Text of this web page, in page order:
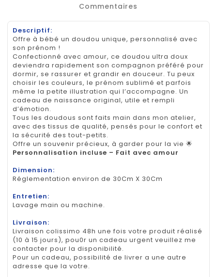
Commentaires
Descriptif:
Offre à bébé un doudou unique, personnalisé avec
son prénom !
Confectionné avec amour, ce doudou ultra doux
deviendra rapidement son compagnon préféré pour
dormir, se rassurer et grandir en douceur. Tu peux
choisir les couleurs, le prénom sublimé et parfois
même la petite illustration qui l’accompagne. Un
cadeau de naissance original, utile et rempli
d’émotion.
Tous les doudous sont faits main dans mon atelier,
avec des tissus de qualité, pensés pour le confort et
la sécurité des tout-petits.
Offre un souvenir précieux, à garder pour la vie 🌟
Personnalisation incluse – Fait avec amour
Dimension:
Réglementation environ de 30Cm X 30Cm
Entretien:
Lavage main ou machine.
Livraison:
Livraison colissimo 48h une fois votre produit réalisé
(10 à 15 jours), pou0r un cadeau urgent veuillez me
contacter pour la disponibilité.
Pour un cadeau, possibilité de livrer a une autre
adresse que la votre.